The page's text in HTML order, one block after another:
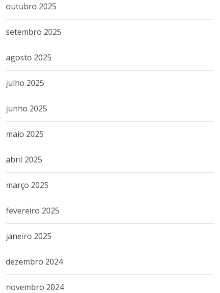
outubro 2025
setembro 2025
agosto 2025
julho 2025
junho 2025
maio 2025
abril 2025
março 2025
fevereiro 2025
janeiro 2025
dezembro 2024
novembro 2024